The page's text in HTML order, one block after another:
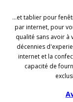
...et tablier pour
par internet, pour
qualité sans avoir à
décennies
internet et la
capacité de